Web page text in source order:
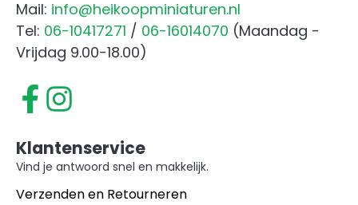
Mail: info@heikoopminiaturen.nl
Tel: 06-10417271 / 06-16014070 (Maandag -
Vrijdag 9.00-18.00)
Klantenservice
Vind je antwoord snel en makkelijk.
Verzenden en Retourneren